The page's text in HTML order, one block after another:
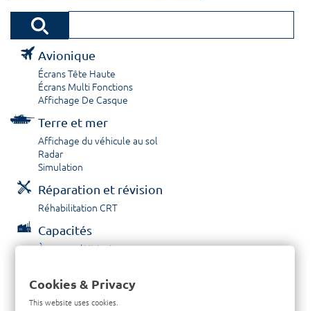
Avionique
Écrans Tête Haute
Écrans Multi Fonctions
Affichage De Casque
Terre et mer
Affichage du véhicule au sol
Radar
Simulation
Réparation et révision
Réhabilitation CRT
Capacités
À propos / Historique
Contactez nous
Cookies & Privacy
This website uses cookies.